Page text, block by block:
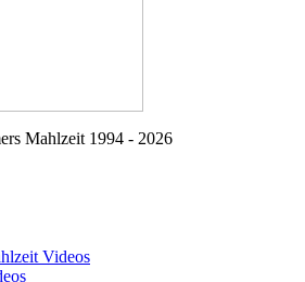
Mahlzeit 1994 - 2026
Videos